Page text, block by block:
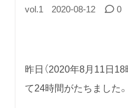
vol.1 2020-08-12 0
昨日（2020年8月11日
て24時間がたちました。